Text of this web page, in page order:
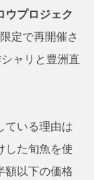
ウプロジェク
定で再開催さ
ャリと豊洲直
ている理由は
した旬魚を使
額以下の価格